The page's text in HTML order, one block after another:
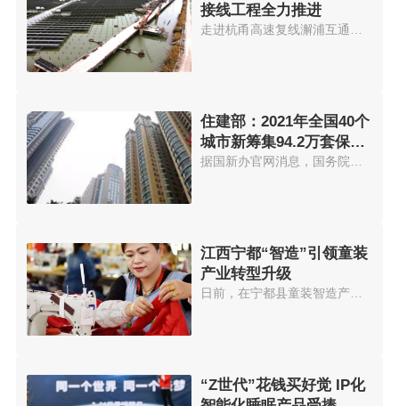
接线工程全力推进
住建部：2021年全国40个
城市新筹集94.2万套保障
性住房
江西宁都“智造”引领童装
产业转型升级
日前，在宁都县童装智造产业园的...
“Z世代”花钱买好觉 IP化